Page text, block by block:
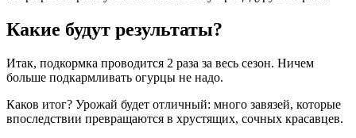
Какие будут результаты?
Итак, подкормка проводится 2 раза за весь сезон. Ничем
больше подкармливать огурцы не надо.
Каков итог? Урожай будет отличный: много завязей, которые
впоследствии превращаются в хрустящих, сочных красавцев.